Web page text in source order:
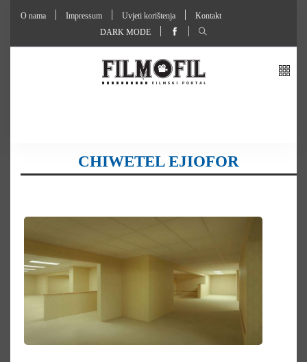
O nama Impressum Uvjeti korištenja
Kontakt
DARK MODE
CHIWETEL EJIOFOR